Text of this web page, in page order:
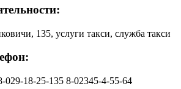
135, услуги такси, служба такси
029-18-25-135 8-02345-4-55-64